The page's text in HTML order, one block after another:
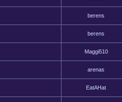
berens
berens
Maggi510
arenas
EatAHat